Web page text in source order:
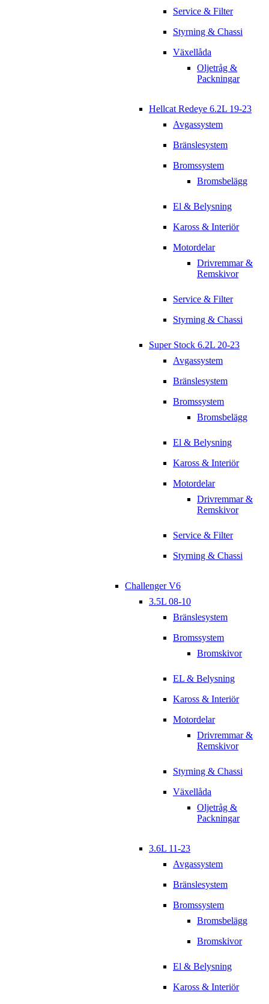
Service & Filter
Styrning & Chassi
Växellåda
Oljetråg &
Packningar
Hellcat Redeye 6.2L 19-23
Avgassystem
Bränslesystem
Bromssystem
Bromsbelägg
El & Belysning
Kaross & Interiör
Motordelar
Drivremmar &
Remskivor
Service & Filter
Styrning & Chassi
Super Stock 6.2L 20-23
Avgassystem
Bränslesystem
Bromssystem
Bromsbelägg
El & Belysning
Kaross & Interiör
Motordelar
Drivremmar &
Remskivor
Service & Filter
Styrning & Chassi
Challenger V6
3.5L 08-10
Bränslesystem
Bromssystem
Bromskivor
EL & Belysning
Kaross & Interiör
Motordelar
Drivremmar &
Remskivor
Styrning & Chassi
Växellåda
Oljetråg &
Packningar
3.6L 11-23
Avgassystem
Bränslesystem
Bromssystem
Bromsbelägg
Bromskivor
El & Belysning
Kaross & Interiör